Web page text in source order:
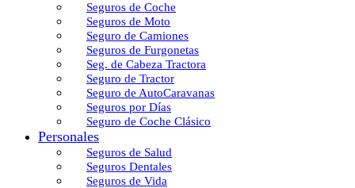
Seguros de Coche
Seguros de Moto
Seguro de Camiones
Seguros de Furgonetas
Seg. de Cabeza Tractora
Seguro de Tractor
Seguro de AutoCaravanas
Seguros por Días
Seguro de Coche Clásico
Personales
Seguros de Salud
Seguros Dentales
Seguros de Vida